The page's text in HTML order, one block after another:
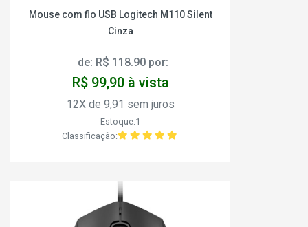
Mouse com fio USB Logitech M110 Silent
Cinza
de: R$ 118.90 por:
R$ 99,90 à vista
12X de 9,91 sem juros
Estoque:1
Classificação: